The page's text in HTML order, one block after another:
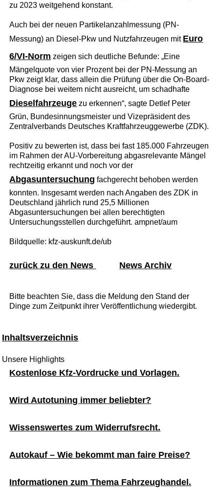
zu 2023 weitgehend konstant.
Auch bei der neuen Partikelanzahlmessung (PN-
Messung) an Diesel-Pkw und Nutzfahrzeugen mit Euro
6/VI-Norm zeigen sich deutliche Befunde: „Eine
Mängelquote von vier Prozent bei der PN-Messung an
Pkw zeigt klar, dass allein die Prüfung über die On-Board-
Diagnose bei weitem nicht ausreicht, um schadhafte
Dieselfahrzeuge zu erkennen“, sagte Detlef Peter
Grün, Bundesinnungsmeister und Vizepräsident des
Zentralverbands Deutsches Kraftfahrzeuggewerbe (ZDK).
Positiv zu bewerten ist, dass bei fast 185.000 Fahrzeugen
im Rahmen der AU-Vorbereitung abgasrelevante Mängel
rechtzeitig erkannt und noch vor der
Abgasuntersuchung fachgerecht behoben werden
konnten. Insgesamt werden nach Angaben des ZDK in
Deutschland jährlich rund 25,5 Millionen
Abgasuntersuchungen bei allen berechtigten
Untersuchungsstellen durchgeführt. ampnet/aum
Bildquelle: kfz-auskunft.de/ub
zurück zu den News News Archiv
Bitte beachten Sie, dass die Meldung den Stand der
Dinge zum Zeitpunkt ihrer Veröffentlichung wiedergibt.
Inhaltsverzeichnis
Unsere Highlights
Kostenlose Kfz-Vordrucke und Vorlagen.
Wird Autotuning immer beliebter?
Wissenswertes zum Widerrufsrecht.
Autokauf – Wie bekommt man faire Preise?
Informationen zum Thema Fahrzeughandel.